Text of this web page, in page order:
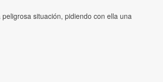
situación, pidiendo con ella una